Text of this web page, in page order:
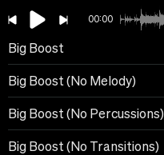
00:00
Big Boost
Big Boost (No Melody)
Big Boost (No Percussions)
Big Boost (No Transitions)